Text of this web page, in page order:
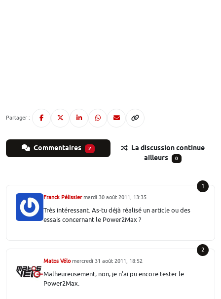
Partager :
Commentaires 2
La discussion continue
ailleurs
0
1
Franck Pélissiermardi 30 août 2011, 13:35
Très intéressant. As-tu déjà réalisé un article ou des
essais concernant le Power2Max ?
2
Matos Vélomercredi 31 août 2011, 18:52
Malheureusement, non, je n'ai pu encore tester le
Power2Max.